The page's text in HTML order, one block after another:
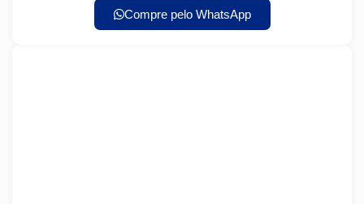
Compre pelo WhatsApp